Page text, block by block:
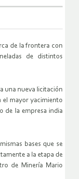
de la frontera con
de distintos
una nueva licitación
el mayor yacimiento
de la empresa india
bases que se
a la etapa de
de Minería Mario